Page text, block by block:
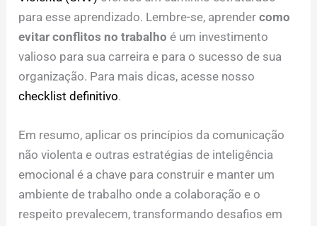
para esse aprendizado. Lembre-se, aprendercomo
evitar conflitos no trabalho é um investimento
valioso para sua carreira e para o sucesso de sua
organização. Para mais dicas, acesse nosso
checklist definitivo.
Em resumo, aplicar os princípios da comunicação
não violenta e outras estratégias de inteligência
emocional é a chave para construir e manter um
ambiente de trabalho onde a colaboração e o
respeito prevalecem, transformando desafios em